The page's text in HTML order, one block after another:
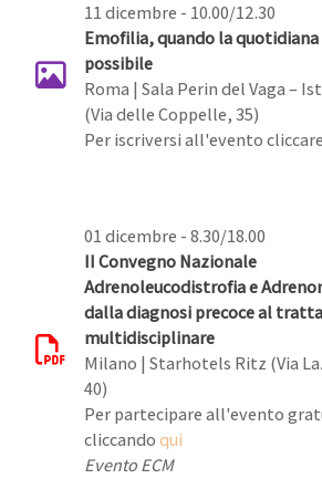
11 dicembre - 10.00/12.30
Emofilia, quando la
possibile
Roma | Sala Perin del Vaga –
(Via delle Coppelle, 35)
Per iscriversi all'evento cliccare
01 dicembre - 8.30/18.00
II Convegno Nazionale
Adrenoleucodistrofia e
dalla diagnosi precoce al
multidisciplinare
Milano | Starhotels Ritz (Via
40)
Per partecipare all'evento
cliccandoqui
Evento ECM